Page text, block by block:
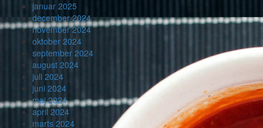
januar 2025
december 2024
november 2024
oktober 2024
september 2024
august 2024
juli 2024
juni 2024
maj 2024
april 2024
marts 2024